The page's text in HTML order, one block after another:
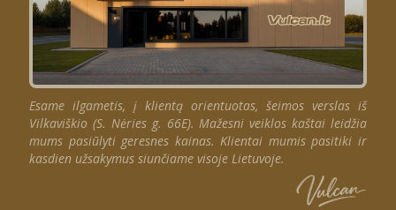
Esame ilgametis, į klientą orientuotas, šeimos verslas iš
Vilkaviškio (S. Nėries g. 66E). Mažesni veiklos kaštai leidžia
mums pasiūlyti geresnes kainas. Klientai mumis pasitiki ir
kasdien užsakymus siunčiame visoje Lietuvoje.